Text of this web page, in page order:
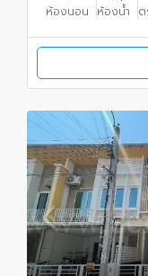
ห้องนอน ห้องน้ำ ต